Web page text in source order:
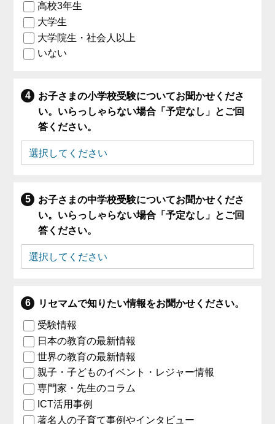
高校3年生
大学生
大学院生・社会人以上
いない
お子さまの小学校受験についてお聞かせくださ
い。いらっしゃらない場合「予定なし」とご回
答ください。
お子さまの中学校受験についてお聞かせくださ
い。いらっしゃらない場合「予定なし」とご回
答ください。
リセマムで知りたい情報をお聞かせください。
受験情報
日本の教育の最新情報
世界の教育の最新情報
親子・子どものイベント・レジャー情報
専門家・先生のコラム
ICT活用事例
著名人の子育て事例やインタビュー